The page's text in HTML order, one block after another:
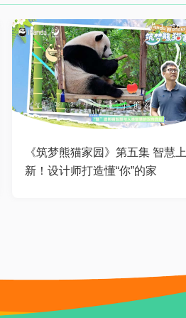
《筑梦熊猫家园》第五集 智慧上
新！设计师打造懂“你”的家